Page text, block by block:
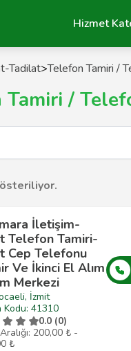
Hizmet
Tadilat>Telefon Tamiri /
/
İletişim-
Telefon Tamiri-
Cep Telefonu
Ve İkinci El Alım
Merkezi
İzmit
Kodu: 41310
0.0 (0)
200,00 ₺ -
₺